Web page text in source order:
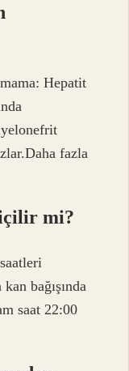
Hepatit
fazla
mi?
bağışında
saat 22:00